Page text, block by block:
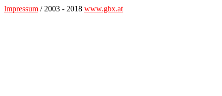
Impressum / 2003 - 2018 www.gbx.at